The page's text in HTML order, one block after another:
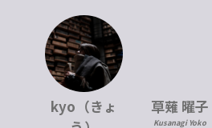
kyo（きょ
草薙 曜子
Kusanagi Yoko